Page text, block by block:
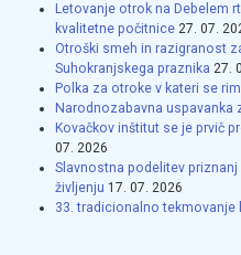
Letovanje otrok na Debelem
kvalitetne počitnice 27. 07.
Otroški smeh in razigranost
Suhokranjskega praznika 27.
Polka za otroke v kateri se
Narodnozabavna uspavanka
Kovačkov inštitut se je prvič
07. 2026
Slavnostna podelitev
življenju 17. 07. 2026
33. tradicionalno tekmovanje